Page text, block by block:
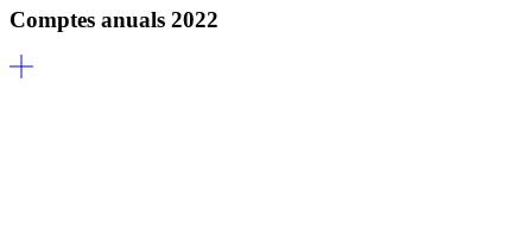
Comptes anuals 2022